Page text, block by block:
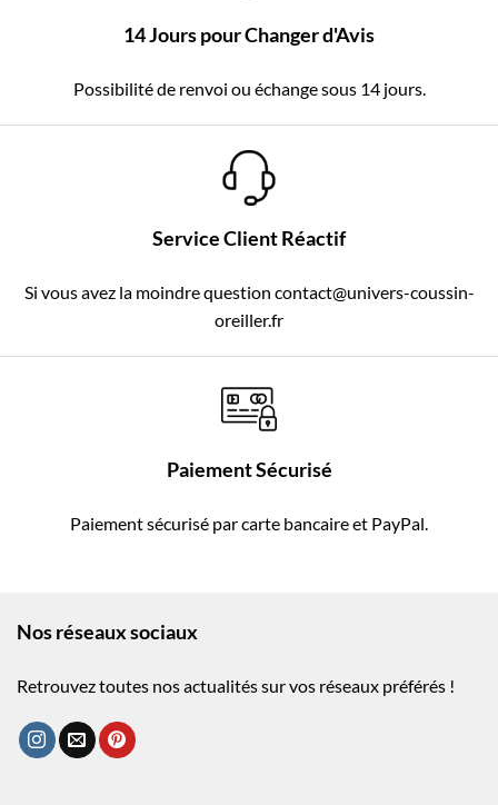
14 Jours pour Changer d'Avis
Possibilité de renvoi ou échange sous 14 jours.
Service Client Réactif
Si vous avez la moindre question contact@univers-coussin-
oreiller.fr
Paiement Sécurisé
Paiement sécurisé par carte bancaire et PayPal.
Nos réseaux sociaux
Retrouvez toutes nos actualités sur vos réseaux préférés !